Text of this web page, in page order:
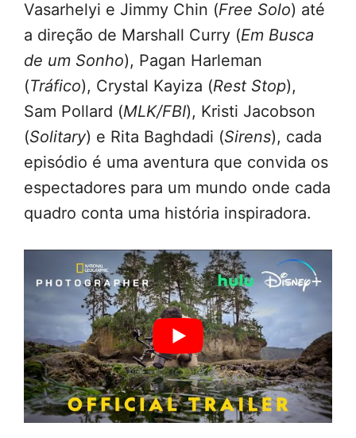
Vasarhelyi e Jimmy Chin (Free Solo) até
a direção de Marshall Curry (Em Busca
de um Sonho), Pagan Harleman
(Tráfico), Crystal Kayiza (Rest Stop),
Sam Pollard (MLK/FBI), Kristi Jacobson
(Solitary) e Rita Baghdadi (Sirens), cada
episódio é uma aventura que convida os
espectadores para um mundo onde cada
quadro conta uma história inspiradora.